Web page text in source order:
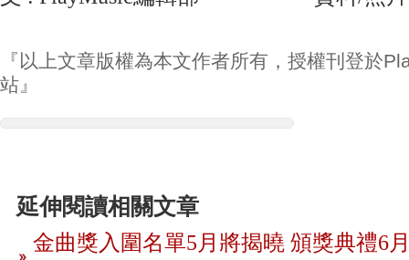
『以上文章版權為本文作者所有，授權刊登於
站』
延伸閱讀相關文章
金曲獎入圍名單5月將揭曉 頒獎典禮6